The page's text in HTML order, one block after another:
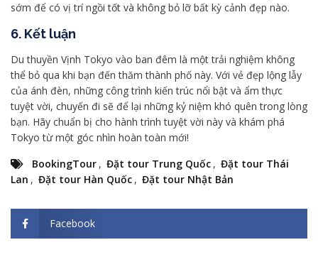
sớm để có vị trí ngồi tốt và không bỏ lỡ bất kỳ cảnh đẹp nào.
6. Kết luận
Du thuyền Vịnh Tokyo vào ban đêm là một trải nghiệm không
thể bỏ qua khi bạn đến thăm thành phố này. Với vẻ đẹp lộng lẫy
của ánh đèn, những công trình kiến trúc nổi bật và ẩm thực
tuyệt vời, chuyến đi sẽ để lại những kỷ niệm khó quên trong lòng
bạn. Hãy chuẩn bị cho hành trình tuyệt vời này và khám phá
Tokyo từ một góc nhìn hoàn toàn mới!
BookingTour , Đặt tour Trung Quốc , Đặt tour Thái
Lan , Đặt tour Hàn Quốc , Đặt tour Nhật Bản
Facebook